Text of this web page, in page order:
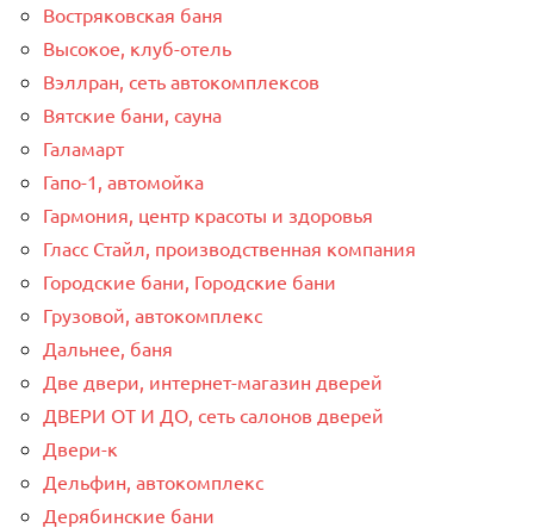
Востряковская баня
Высокое, клуб-отель
Вэллран, сеть автокомплексов
Вятские бани, сауна
Галамарт
Гапо-1, автомойка
Гармония, центр красоты и здоровья
Гласс Стайл, производственная компания
Городские бани, Городские бани
Грузовой, автокомплекс
Дальнее, баня
Две двери, интернет-магазин дверей
ДВЕРИ ОТ И ДО, сеть салонов дверей
Двери-к
Дельфин, автокомплекс
Дерябинские бани